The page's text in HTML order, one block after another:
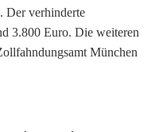
Der verhinderte
3.800 Euro. Die weiteren
München